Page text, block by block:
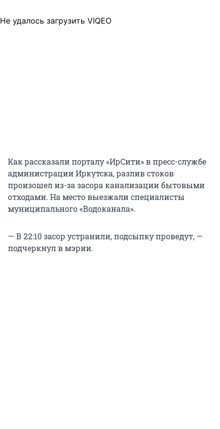
Не удалось загрузить VIQEO
Как рассказали порталу «ИрСити» в пресс-службе
администрации Иркутска, разлив стоков
произошел из-за засора канализации бытовыми
отходами. На место выезжали специалисты
муниципального «Водоканала».
— В 22:10 засор устранили, подсыпку проведут, —
подчеркнул в мэрии.